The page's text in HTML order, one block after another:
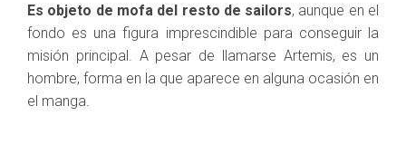
Es objeto de mofa del resto de sailors, aunque en el
fondo es una figura imprescindible para conseguir la
misión principal. A pesar de llamarse Artemis, es un
hombre, forma en la que aparece en alguna ocasión en
el manga.